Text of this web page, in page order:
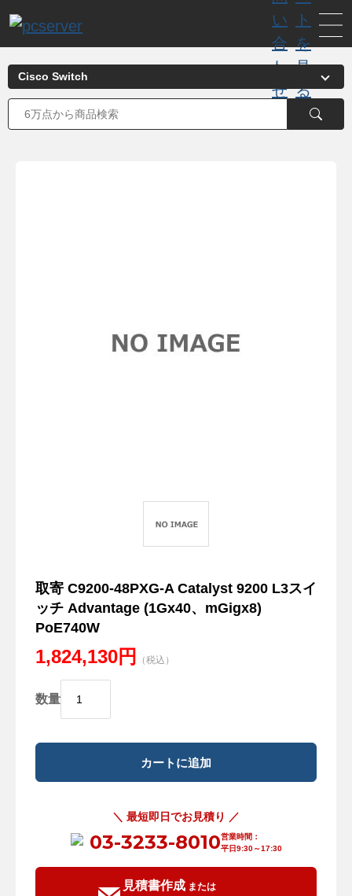
取寄 C9200-48PXG-A Catalyst 9200 L3スイ
ッチ Advantage (1Gx40、mGigx8)
PoE740W
1,824,130円 （税込）
数量
＼ 最短即日でお見積り ／
03-3233-8010営業時間：
平日9:30～17:30
見積書作成または